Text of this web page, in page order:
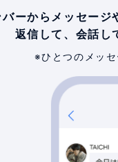
ーからメッセージ
返信して、会話し
※ひとつのメッ